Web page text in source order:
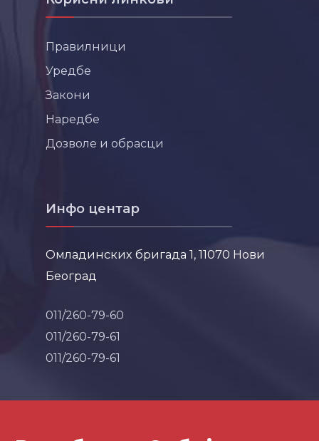
Правилници
Уредбе
Закони
Наредбе
Дозволе и обрасци
Инфо центар
Омладинских бригада 1, 11070 Нови
Београд
011/260-79-60
011/260-79-61
011/260-79-61